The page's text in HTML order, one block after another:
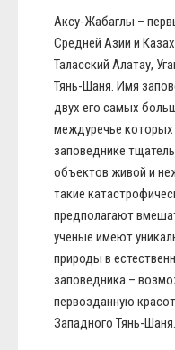
Аксу-Жабаглы –
Средней Азии и
Таласский Алатау,
Тянь-Шаня. Имя
двух его самых
междуречье
заповеднике
объектов живой и
такие
предполагают
учёные имеют
природы в
заповедника –
первозданную
Западного Тянь-Шаня.